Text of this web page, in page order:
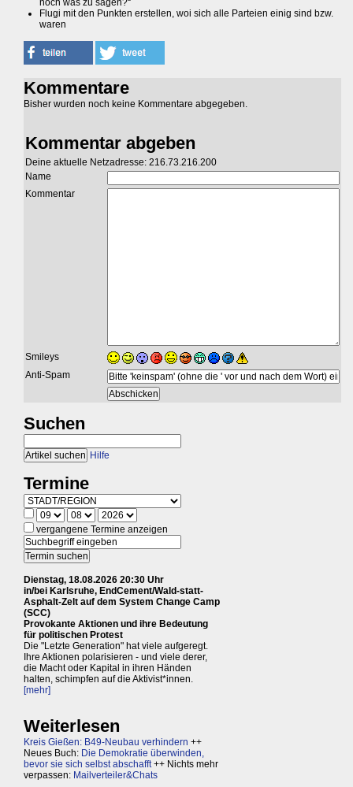
noch was zu sagen?“
Flugi mit den Punkten erstellen, woi sich alle Parteien einig sind bzw.
waren
Kommentare
Bisher wurden noch keine Kommentare abgegeben.
Kommentar abgeben
Deine aktuelle Netzadresse: 216.73.216.200
Name
Kommentar
Smileys
Anti-Spam
Suchen
Hilfe
Termine
vergangene Termine anzeigen
Dienstag, 18.08.2026 20:30 Uhr
in/bei Karlsruhe, EndCement/Wald-statt-
Asphalt-Zelt auf dem System Change Camp
(SCC)
Provokante Aktionen und ihre Bedeutung
für politischen Protest
Die "Letzte Generation" hat viele aufgeregt.
Ihre Aktionen polarisieren - und viele derer,
die Macht oder Kapital in ihren Händen
halten, schimpfen auf die Aktivist*innen.
[mehr]
Weiterlesen
Kreis Gießen: B49-Neubau verhindern ++
Neues Buch: Die Demokratie überwinden,
bevor sie sich selbst abschafft++ Nichts mehr
verpassen: Mailverteiler&Chats